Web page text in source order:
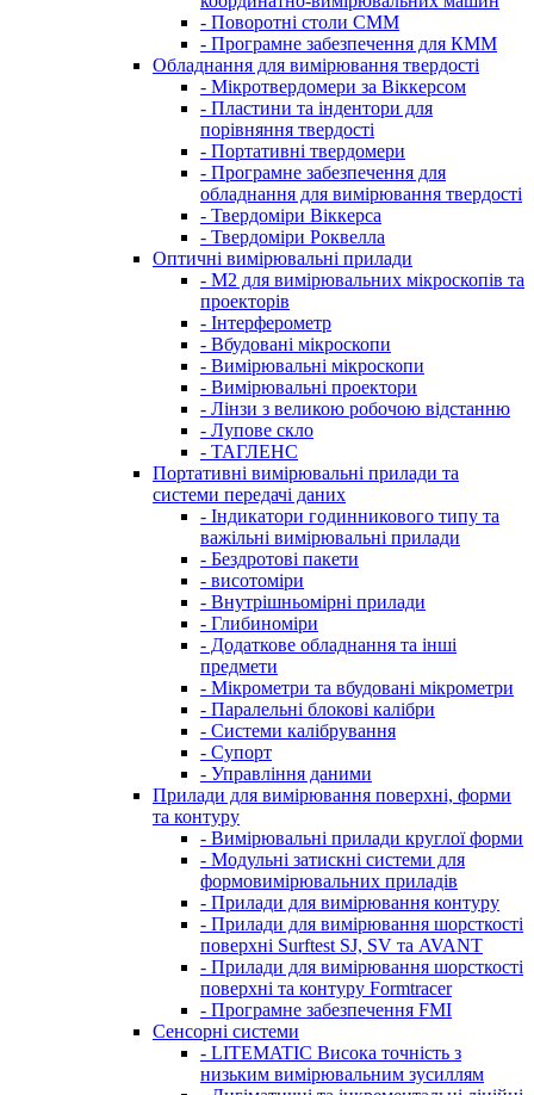
- Поворотні столи CMM
- Програмне забезпечення для КММ
Обладнання для вимірювання твердості
- Мікротвердомери за Віккерсом
- Пластини та індентори для
порівняння твердості
- Портативні твердомери
- Програмне забезпечення для
обладнання для вимірювання твердості
- Твердоміри Віккерса
- Твердоміри Роквелла
Оптичні вимірювальні прилади
- M2 для вимірювальних мікроскопів та
проекторів
- Інтерферометр
- Вбудовані мікроскопи
- Вимірювальні мікроскопи
- Вимірювальні проектори
- Лінзи з великою робочою відстанню
- Лупове скло
- ТАГЛЕНС
Портативні вимірювальні прилади та
системи передачі даних
- Індикатори годинникового типу та
важільні вимірювальні прилади
- Бездротові пакети
- висотоміри
- Внутрішньомірні прилади
- Глибиноміри
- Додаткове обладнання та інші
предмети
- Мікрометри та вбудовані мікрометри
- Паралельні блокові калібри
- Системи калібрування
- Супорт
- Управління даними
Прилади для вимірювання поверхні, форми
та контуру
- Вимірювальні прилади круглої форми
- Модульні затискні системи для
формовимірювальних приладів
- Прилади для вимірювання контуру
- Прилади для вимірювання шорсткості
поверхні Surftest SJ, SV та AVANT
- Прилади для вимірювання шорсткості
поверхні та контуру Formtracer
- Програмне забезпечення FMI
Сенсорні системи
- LITEMATIC Висока точність з
низьким вимірювальним зусиллям